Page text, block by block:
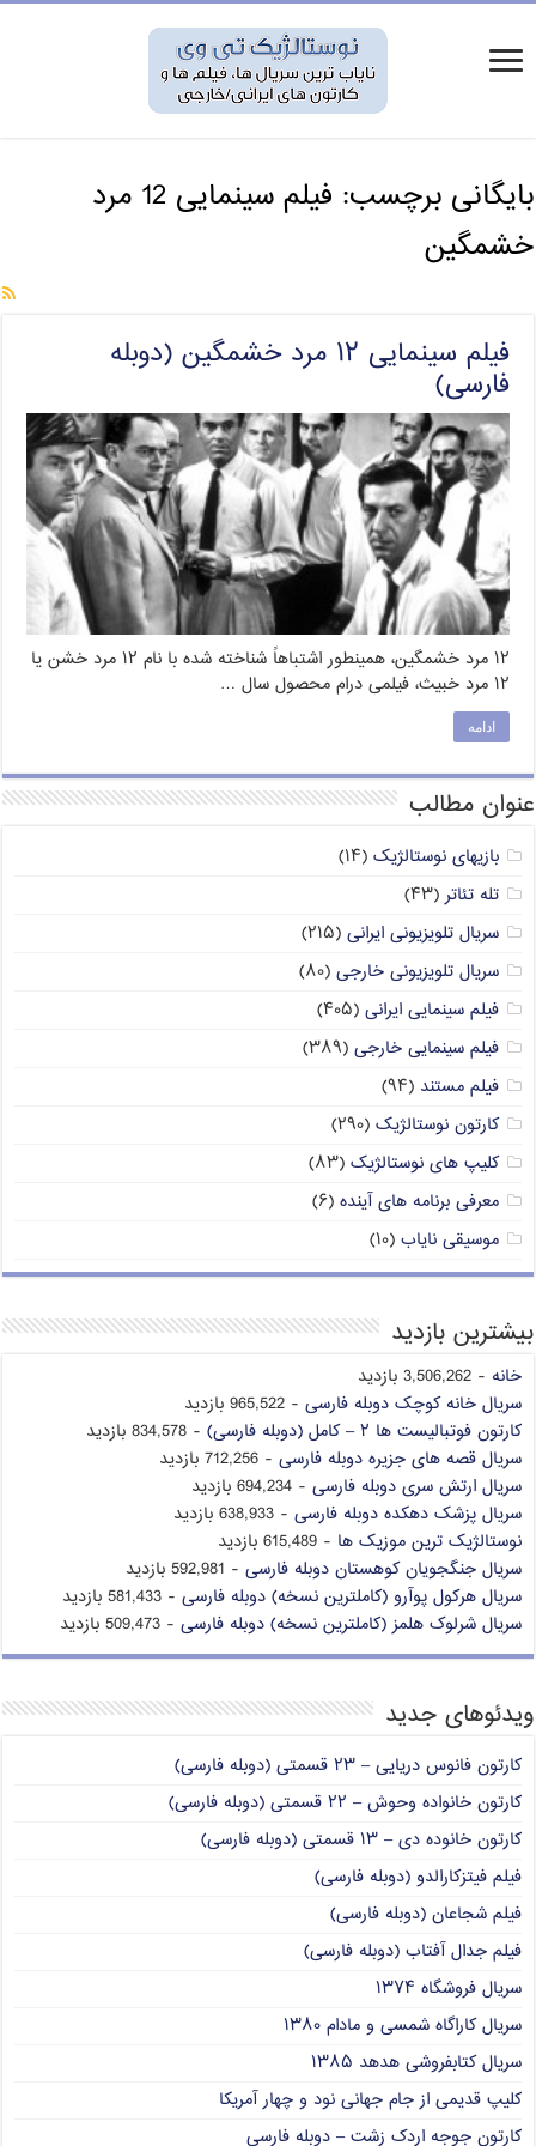
بایگانی برچسب:
فیلم سینمایی 12 مرد
خشمگین
فیلم سینمایی ۱۲ مرد خشمگین (دوبله
فارسی)
۱۲ مرد خشمگین، همینطور اشتباهاً شناخته شده با نام ۱۲ مرد خشن یا
۱۲ مرد خبیث، فیلمی درام محصول سال …
ادامه
عنوان مطالب
بازیهای نوستالژیک (۱۴)
تله تئاتر(۴۳)
سریال تلویزیونی ایرانی (۲۱۵)
سریال تلویزیونی خارجی (۸۰)
فیلم سینمایی ایرانی (۴۰۵)
فیلم سینمایی خارجی (۳۸۹)
فیلم مستند (۹۴)
کارتون نوستالژیک (۲۹۰)
کلیپ های نوستالژیک (۸۳)
معرفی برنامه های آینده (۶)
موسیقی نایاب (۱۰)
بیشترین بازدید
خانه - 3,506,262 بازدید
سریال خانه کوچک دوبله فارسی - 965,522 بازدید
کارتون فوتبالیست ها ۲ – کامل (دوبله فارسی)
- 834,578 بازدید
سریال قصه های جزیره دوبله فارسی - 712,256 بازدید
سریال ارتش سری دوبله فارسی - 694,234 بازدید
سریال پزشک دهکده دوبله فارسی - 638,933 بازدید
نوستالژیک ترین موزیک ها - 615,489 بازدید
سریال جنگجویان کوهستان دوبله فارسی - 592,981 بازدید
سریال هرکول پوآرو (کاملترین نسخه) دوبله فارسی - 581,433 بازدید
سریال شرلوک هلمز (کاملترین نسخه) دوبله فارسی - 509,473 بازدید
ویدئوهای جدید
کارتون فانوس دریایی – ۲۳ قسمتی (دوبله فارسی)
کارتون خانواده وحوش – ۲۲ قسمتی (دوبله فارسی)
کارتون خانوده دی – ۱۳ قسمتی (دوبله فارسی)
فیلم فیتزکارالدو (دوبله فارسی)
فیلم شجاعان (دوبله فارسی)
فیلم جدال آفتاب (دوبله فارسی)
سریال فروشگاه ۱۳۷۴
سریال کاراگاه شمسی و مادام ۱۳۸۰
سریال کتابفروشی هدهد ۱۳۸۵
کلیپ قدیمی از جام جهانی نود و چهار آمریکا
کارتون جوجه اردک زشت – دوبله فارسی